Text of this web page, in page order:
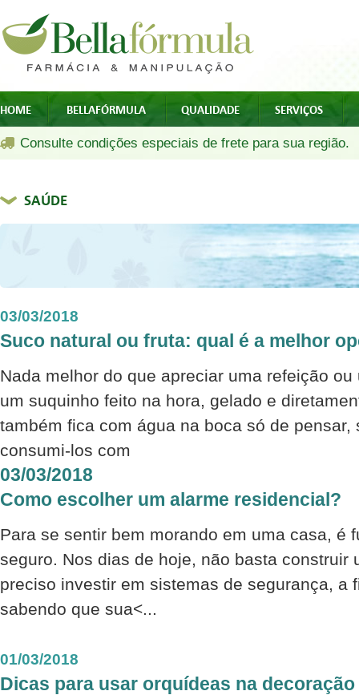
HOME BELLAFÓRMULA QUALIDADE SERVIÇOS
Consulte condições especiais de frete para sua região.
SAÚDE
03/03/2018
Suco natural ou fruta: qual é a melhor
Nada melhor do que apreciar uma refeição
um suquinho feito na hora, gelado e
também fica com água na boca só de pensar,
consumi-los com
03/03/2018
Como escolher um alarme residencial?
Para se sentir bem morando em uma casa, é
seguro. Nos dias de hoje, não basta construir
preciso investir em sistemas de segurança, a
sabendo que sua<...
01/03/2018
Dicas para usar orquídeas na